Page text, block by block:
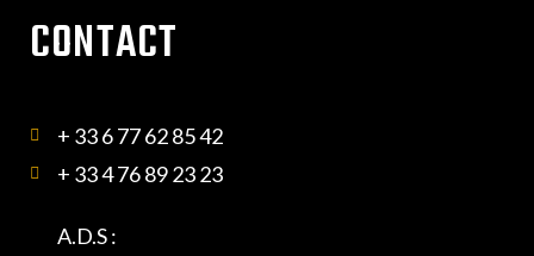
CONTACT
+ 33 6 77 62 85 42
+ 33 4 76 89 23 23
A.D.S :